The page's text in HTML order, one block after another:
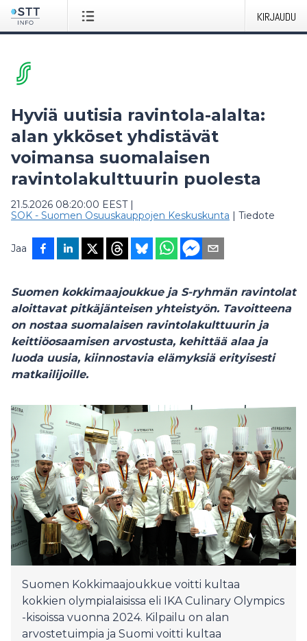
KIRJAUDU
Hyviä uutisia ravintola-alalta:
alan ykköset yhdistävät
voimansa suomalaisen
ravintolakulttuurin puolesta
21.5.2026 08:20:00 EEST|
SOK - Suomen Osuuskauppojen Keskuskunta | Tiedote
Jaa
Suomen kokkimaajoukkue ja S-ryhmän ravintolat
aloittavat pitkäjänteisen yhteistyön. Tavoitteena
on nostaa suomalaisen ravintolakulttuurin ja
keittiöosaamisen arvostusta, kehittää alaa ja
luoda uusia, kiinnostavia elämyksiä erityisesti
matkailijoille.
Suomen Kokkimaajoukkue voitti kultaa
kokkien olympialaisissa eli IKA Culinary Olympics
-kisoissa vuonna 2024. Kilpailu on alan
arvostetuimpia ja Suomi voitti kultaa